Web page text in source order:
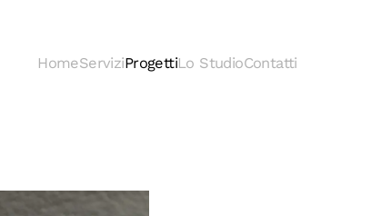
HomeServiziProgettiLo StudioContatti